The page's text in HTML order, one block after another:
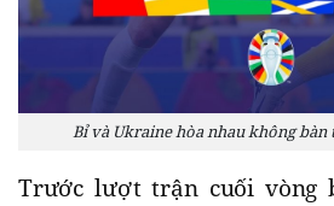
Bỉ và Ukraine hòa nhau không bàn
Trước lượt trận cuối vòng